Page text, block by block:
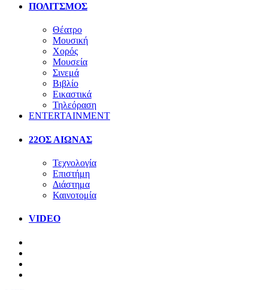
ΠΟΛΙΤΣΜΟΣ
Θέατρο
Μουσική
Χορός
Μουσεία
Σινεμά
Βιβλίο
Εικαστικά
Τηλεόραση
ENTERTAINMENT
22ΟΣ ΑΙΩΝΑΣ
Τεχνολογία
Επιστήμη
Διάστημα
Καινοτομία
VIDEO